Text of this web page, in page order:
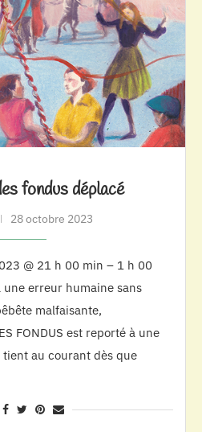
fondus déplacé
28 octobre 2023
@ 21 h 00 min – 1 h 00
erreur humaine sans
malfaisante,
FONDUS est reporté à une
au courant dès que